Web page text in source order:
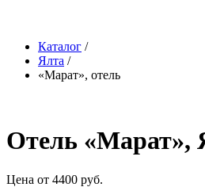
Каталог /
Ялта /
«Марат», отель
Отель «Марат»,
Цена от 4400 руб.